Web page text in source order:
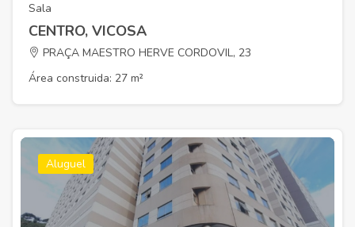
Sala
CENTRO, VICOSA
PRAÇA MAESTRO HERVE CORDOVIL, 23
Área construida: 27 m²
Aluguel